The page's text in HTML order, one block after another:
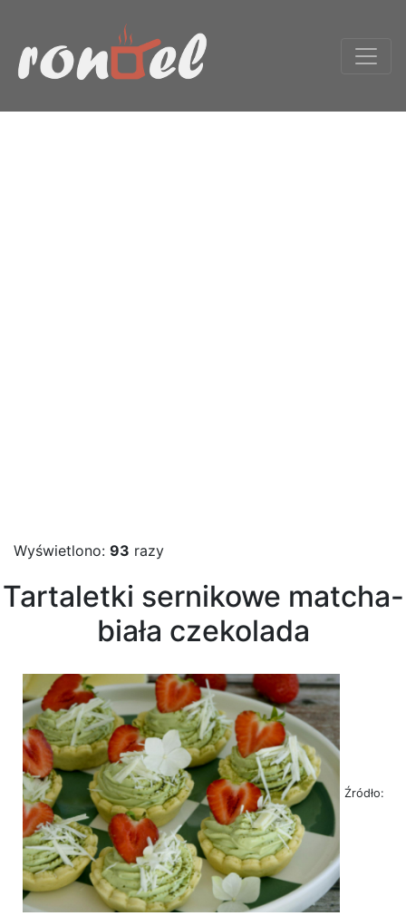
Wyświetlono: 93 razy
Tartaletki sernikowe matcha-
biała czekolada
Źródło: